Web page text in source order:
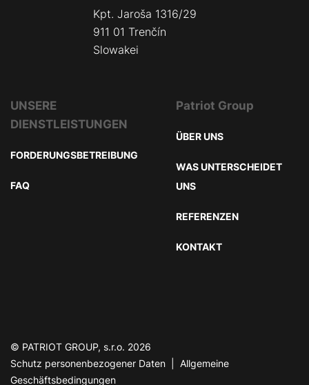
Kpt. Jaroša 1316/29
911 01 Trenčín
Slowakei
UNSERE
DIENSTLEISTUNGEN
FORDERUNGSBETREIBUNG
FAQ
Patriot Group
ÜBER UNS
WAS UNTERSCHEIDET
UNS
REFERENZEN
KONTAKT
© PATRIOT GROUP, s.r.o. 2026
Schutz personenbezogener Daten
Allgemeine
Geschäftsbedingungen